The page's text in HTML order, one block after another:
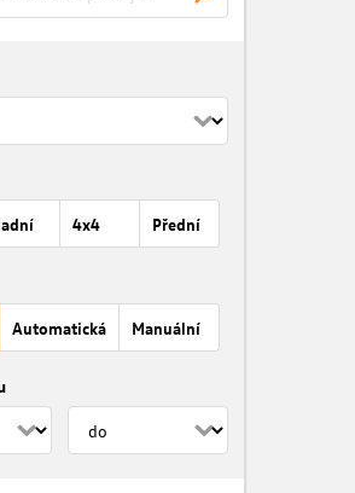
4x4 Přední
Automatická Manuální